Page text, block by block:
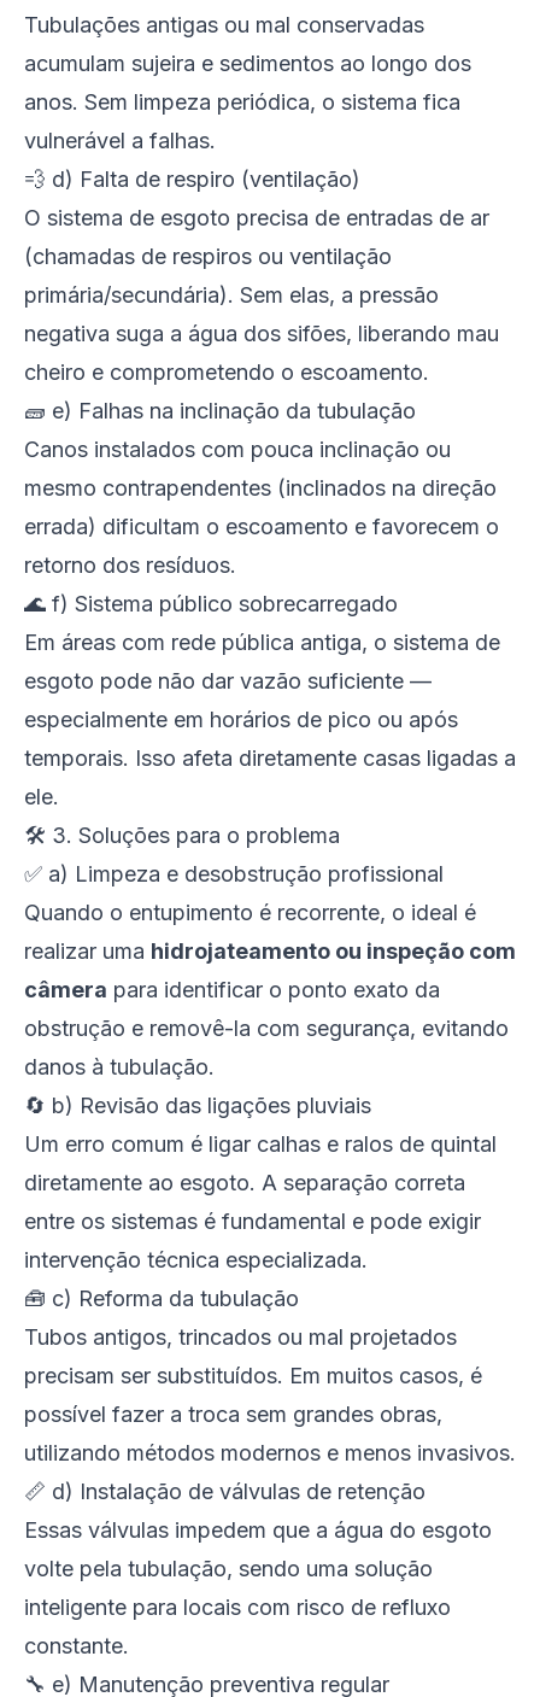
Tubulações antigas ou mal conservadas
acumulam sujeira e sedimentos ao longo dos
anos. Sem limpeza periódica, o sistema fica
vulnerável a falhas.
💨 d) Falta de respiro (ventilação)
O sistema de esgoto precisa de entradas de ar
(chamadas de respiros ou ventilação
primária/secundária). Sem elas, a pressão
negativa suga a água dos sifões, liberando mau
cheiro e comprometendo o escoamento.
🧱 e) Falhas na inclinação da tubulação
Canos instalados com pouca inclinação ou
mesmo contrapendentes (inclinados na direção
errada) dificultam o escoamento e favorecem o
retorno dos resíduos.
🌊 f) Sistema público sobrecarregado
Em áreas com rede pública antiga, o sistema de
esgoto pode não dar vazão suficiente —
especialmente em horários de pico ou após
temporais. Isso afeta diretamente casas ligadas a
ele.
🛠️ 3. Soluções para o problema
✅ a) Limpeza e desobstrução profissional
Quando o entupimento é recorrente, o ideal é
realizar uma hidrojateamento ou inspeção com
câmera para identificar o ponto exato da
obstrução e removê-la com segurança, evitando
danos à tubulação.
🔄 b) Revisão das ligações pluviais
Um erro comum é ligar calhas e ralos de quintal
diretamente ao esgoto. A separação correta
entre os sistemas é fundamental e pode exigir
intervenção técnica especializada.
🧰 c) Reforma da tubulação
Tubos antigos, trincados ou mal projetados
precisam ser substituídos. Em muitos casos, é
possível fazer a troca sem grandes obras,
utilizando métodos modernos e menos invasivos.
📏 d) Instalação de válvulas de retenção
Essas válvulas impedem que a água do esgoto
volte pela tubulação, sendo uma solução
inteligente para locais com risco de refluxo
constante.
🔧 e) Manutenção preventiva regular